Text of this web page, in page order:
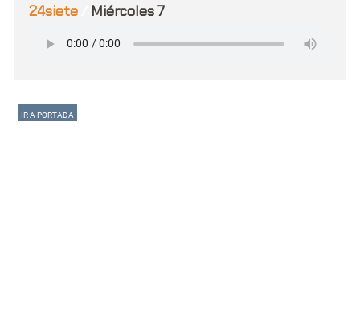
24siete Miércoles 7
IR A PORTADA